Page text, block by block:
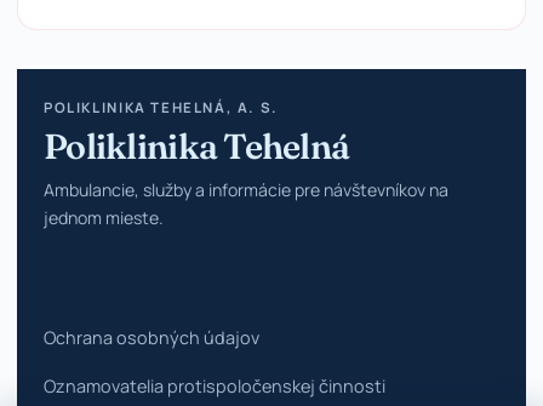
POLIKLINIKA TEHELNÁ, A. S.
Poliklinika Tehelná
Ambulancie, služby a informácie pre návštevníkov na
jednom mieste.
Ochrana osobných údajov
Oznamovatelia protispoločenskej činnosti